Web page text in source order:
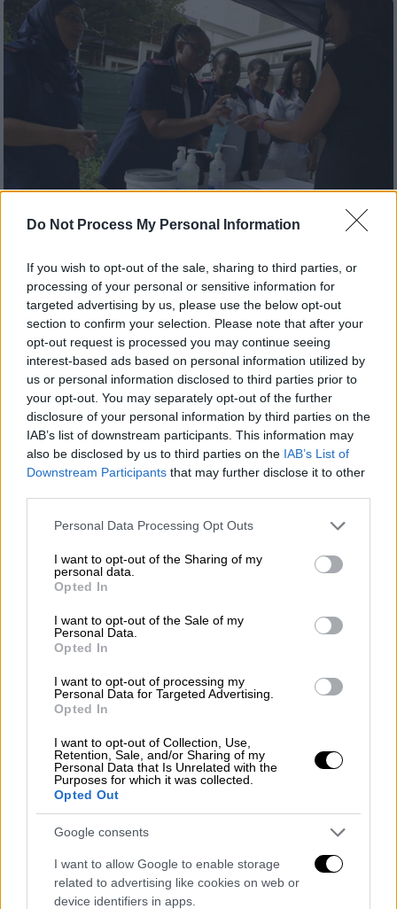
Do Not Process My Personal Information
If you wish to opt-out of the sale, sharing to third parties, or
processing of your personal or sensitive information for
targeted advertising by us, please use the below opt-out
section to confirm your selection. Please note that after your
opt-out request is processed you may continue seeing
interest-based ads based on personal information utilized by
us or personal information disclosed to third parties prior to
your opt-out. You may separately opt-out of the further
disclosure of your personal information by third parties on the
IAB’s list of downstream participants. This information may
also be disclosed by us to third parties on the IAB’s List of
Downstream Participants that may further disclose it to other
Please note that this website/app uses one or more Google
not limited to your visit or usage behaviour. You may click to
grant or deny consent to Google and its third-party tags to
use your data for below specified purposes in below Google
consent section.
Personal Data Processing Opt Outs
I want to opt-out of the Sharing of my
personal data.
Opted In
I want to opt-out of the Sale of my
Personal Data.
Opted In
I want to opt-out of processing my
Personal Data for Targeted Advertising.
Opted In
I want to opt-out of Collection, Use,
Retention, Sale, and/or Sharing of my
Personal Data that Is Unrelated with the
Purposes for which it was collected.
Opted Out
Google consents
I want to allow Google to enable storage
related to advertising like cookies on web or
device identifiers in apps.
Viral|17.03.2020 11:41
Κορονοϊός: Οι... χορευτικές συμβουλές
μιας ομάδας νέων από τη Νότια Αφρική
Μια χορωδία νέων αποφάσισε να περάσει το
δικό της μήνυμα για τον COVID-19, μόνο που
επέλεξε έναν πιο διασκεδαστικό και
χαρούμενο τρόπο
Πολιτισμός|25.10.2019 19:58
«Χρυσό δίπλωμα» για την παιδική
χορωδία του Μουσικού Σχολείου Αθήνας
Το Χρυσό Δίπλωμα κατέκτησε η παιδική
χορωδία του Μουσικού Σχολείου Αθήνας
στον 3ο Διεθνή Διαγωνισμό και Φεστιβάλ
Χορωδιών Καλαμάτας